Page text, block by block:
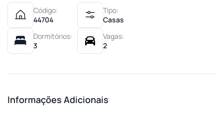
Código:
44704
Tipo:
Casas
Dormitórios:
3
Vagas:
2
Informações Adicionais